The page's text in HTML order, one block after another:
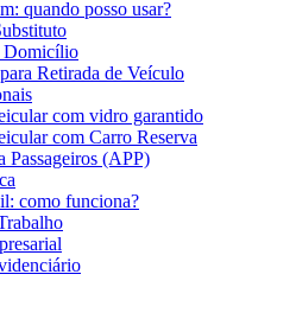
quando posso usar?
Domicílio
Retirada de Veículo
com vidro garantido
com Carro Reserva
Passageiros (APP)
como funciona?